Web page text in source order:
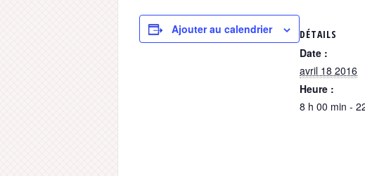
Ajouter au calendrier DÉTAILS
Date :
avril 18 2016
Heure :
8 h 00 min -